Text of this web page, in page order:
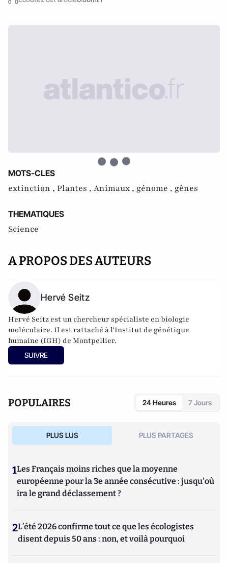
MOTS-CLES
extinction , Plantes , Animaux , génome , gênes
THEMATIQUES
Science
A PROPOS DES AUTEURS
Hervé Seitz
Hervé Seitz est un chercheur spécialiste en biologie
moléculaire. Il est rattaché à l'Institut de génétique
humaine (IGH) de Montpellier.
SUIVRE
POPULAIRES 24 Heures 7 Jours
PLUS LUS PLUS PARTAGES
1Les Français moins riches que la moyenne
européenne pour la 3e année consécutive : jusqu'où
ira le grand déclassement ?
2L’été 2026 confirme tout ce que les écologistes
disent depuis 50 ans : non, et voilà pourquoi